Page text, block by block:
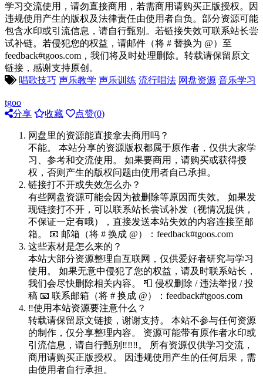
学习交流使用，请勿直接商用，若需商用请购买正版授权。因
违规使用产生的版权及法律责任由使用者自负。部分资源可能
包含水印或引流信息，请自行甄别。若链接失效可联系站长尝
试补链。若侵犯您的权益，请邮件（将 # 替换为 @）至
feedback#tgoos.com，我们将及时处理删除。转载请保留原文
链接，感谢支持原创。
唱歌技巧 声乐教学 声乐训练 流行唱法 网盘资源 音乐学习
tgoo
分享
收藏 点赞(0)
网盘里的资源能直接拿去商用吗？
不能。 本站分享的资源版权都属于原作者，仅供大家学
习、参考和交流使用。 如果要商用，请购买或获得授
权，否则产生的版权问题由使用者自己承担。
链接打不开或失效怎么办？
有些网盘资源可能会因为被删除等原因而失效。 如果发
现链接打不开，可以联系站长尝试补发（视情况提供，
不保证一定有哦），直接发送本站失效的内容连接至邮
箱。 📧 邮箱（将 # 换成 @）：feedback#tgoos.com
这些素材是怎么来的？
本站大部分资源整理自互联网，仅供爱好者研究与学习
使用。 如果无意中侵犯了您的权益，请及时联系站长，
我们会尽快删除相关内容。 📮 侵权删除 / 违法举报 / 投
稿 📧 联系邮箱（将 # 换成 @）：feedback#tgoos.com
‼️使用本站资源要注意什么？
转载请保留原文链接，谢谢支持。 本站不参与任何资源
的制作，仅分享整理内容。 资源可能带有原作者水印或
引流信息，请自行甄别‼️‼️‼️。 所有资源仅供学习交流，
商用请购买正版授权。 因违规使用产生的任何后果，需
由使用者自行承担。